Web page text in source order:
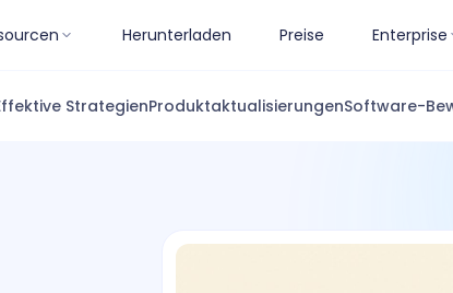
Herunterladen Preise Enterprise
StrategienProduktaktualisierungenSoftware-